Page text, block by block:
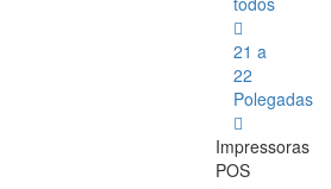
21 a
22
Polegadas
Impressoras
POS